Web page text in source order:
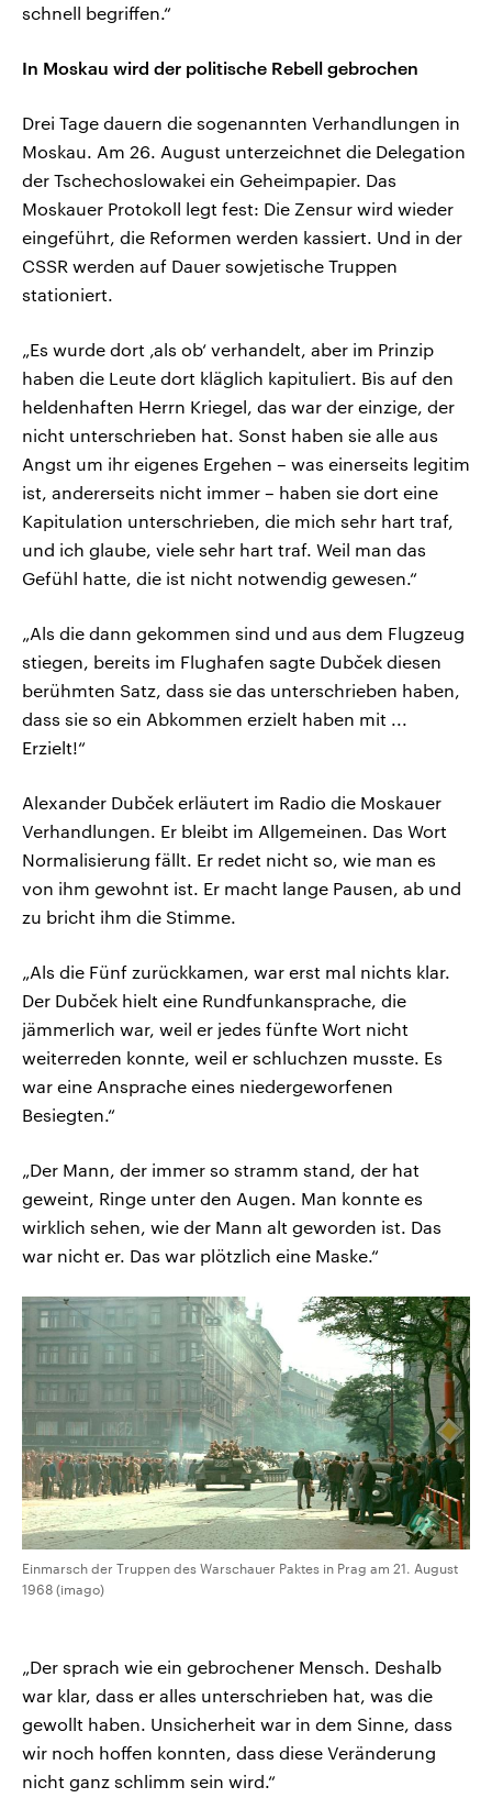
schnell begriffen.“
In Moskau wird der politische Rebell gebrochen
Drei Tage dauern die sogenannten Verhandlungen in
Moskau. Am 26. August unterzeichnet die Delegation
der Tschechoslowakei ein Geheimpapier. Das
Moskauer Protokoll legt fest: Die Zensur wird wieder
eingeführt, die Reformen werden kassiert. Und in der
CSSR werden auf Dauer sowjetische Truppen
stationiert.
„Es wurde dort ‚als ob‘ verhandelt, aber im Prinzip
haben die Leute dort kläglich kapituliert. Bis auf den
heldenhaften Herrn Kriegel, das war der einzige, der
nicht unterschrieben hat. Sonst haben sie alle aus
Angst um ihr eigenes Ergehen – was einerseits legitim
ist, andererseits nicht immer – haben sie dort eine
Kapitulation unterschrieben, die mich sehr hart traf,
und ich glaube, viele sehr hart traf. Weil man das
Gefühl hatte, die ist nicht notwendig gewesen.“
„Als die dann gekommen sind und aus dem Flugzeug
stiegen, bereits im Flughafen sagte Dubček diesen
berühmten Satz, dass sie das unterschrieben haben,
dass sie so ein Abkommen erzielt haben mit ...
Erzielt!“
Alexander Dubček erläutert im Radio die Moskauer
Verhandlungen. Er bleibt im Allgemeinen. Das Wort
Normalisierung fällt. Er redet nicht so, wie man es
von ihm gewohnt ist. Er macht lange Pausen, ab und
zu bricht ihm die Stimme.
„Als die Fünf zurückkamen, war erst mal nichts klar.
Der Dubček hielt eine Rundfunkansprache, die
jämmerlich war, weil er jedes fünfte Wort nicht
weiterreden konnte, weil er schluchzen musste. Es
war eine Ansprache eines niedergeworfenen
Besiegten.“
„Der Mann, der immer so stramm stand, der hat
geweint, Ringe unter den Augen. Man konnte es
wirklich sehen, wie der Mann alt geworden ist. Das
war nicht er. Das war plötzlich eine Maske.“
Einmarsch der Truppen des Warschauer Paktes in Prag am 21. August
1968 (imago)
„Der sprach wie ein gebrochener Mensch. Deshalb
war klar, dass er alles unterschrieben hat, was die
gewollt haben. Unsicherheit war in dem Sinne, dass
wir noch hoffen konnten, dass diese Veränderung
nicht ganz schlimm sein wird.“